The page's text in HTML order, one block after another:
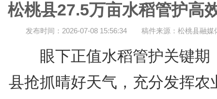
松桃县27.5万亩水稻管护高
发布时间：2026-07-08 15:56:34 稿件来源：松桃县融媒
眼下正值水稻管护关键期
县抢抓晴好天气，充分发挥农